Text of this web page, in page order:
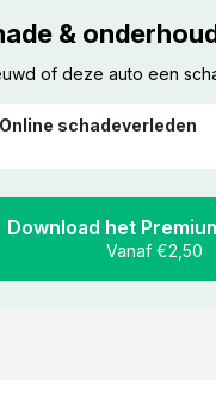
&
of deze auto een
Online schadeverleden
Download het
Vanaf €2,50